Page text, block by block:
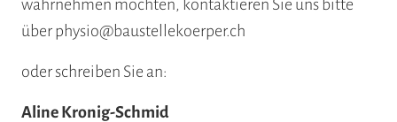
wahrnehmen möchten, kontaktieren Sie uns bitte
über physio@baustellekoerper.ch
oder schreiben Sie an:
Aline Kronig-Schmid